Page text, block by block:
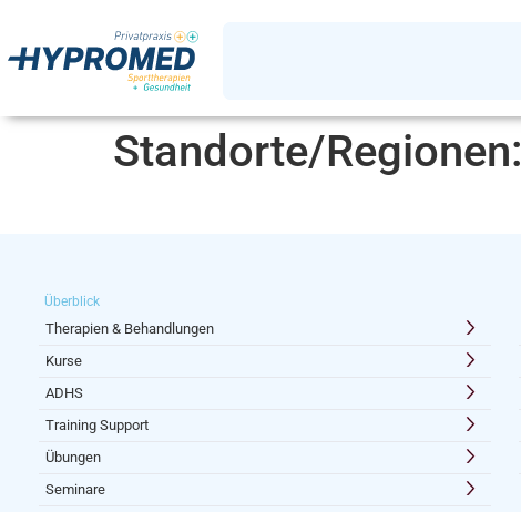
Standorte/Regionen:
Überblick
Therapien & Behandlungen
Kurse
ADHS
Training Support
Übungen
Seminare